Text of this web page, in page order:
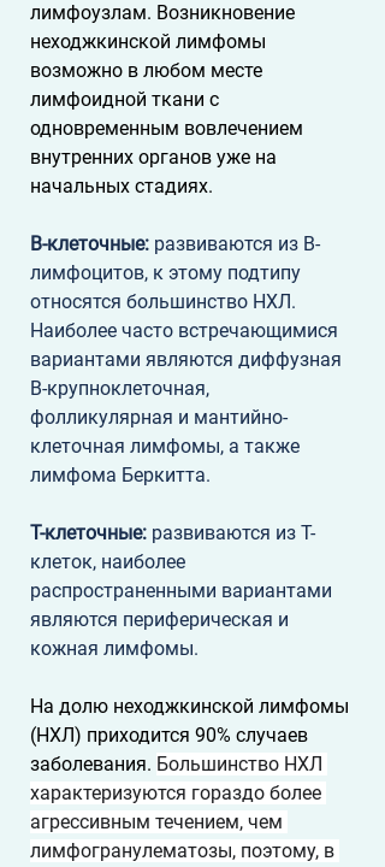
лимфоузлам. Возникновение
неходжкинской лимфомы
возможно в любом месте
лимфоидной ткани с
одновременным вовлечением
внутренних органов уже на
начальных стадиях.
B-клеточные: развиваются из B-
лимфоцитов, к этому подтипу
относятся большинство НХЛ.
Наиболее часто встречающимися
вариантами являются диффузная
B-крупноклеточная,
фолликулярная и мантийно-
клеточная лимфомы, а также
лимфома Беркитта.
T-клеточные: развиваются из T-
клеток, наиболее
распространенными вариантами
являются периферическая и
кожная лимфомы.
На долю неходжкинской лимфомы
(НХЛ) приходится 90% случаев
заболевания. Большинство НХЛ
характеризуются гораздо более
агрессивным течением, чем
лимфогранулематозы, поэтому, в